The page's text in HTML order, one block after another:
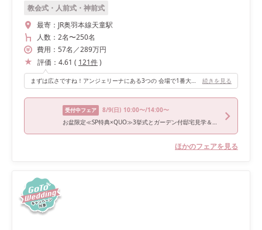
教会式・人前式・神前式
最寄： JR奥羽本線天童駅
人数： 2名〜250名
費用： 57名 ／289万円
評価： 4.61 ( 121件)
まずは広さですね！アンジェリーナにある3つの 会場で1番大きい会場になります。 ガーデンもあり、緑もあり、私達好みでした！ 友人もこの会場で結婚式をしていて 印象が良かったのもあります！ 続きを見る
受付中フェア 8/9(日) 10:00〜/14:00〜
お盆限定≪SP特典×QUO≫3挙式とガーデン付邸宅見学＆試食
ほかのフェアを見る